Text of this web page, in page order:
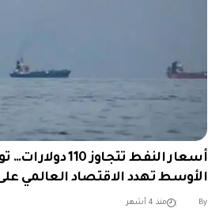
أسعار النفط تتجاوز
الأوسط تهدد الاقتصاد العالمي
By منذ 4 أشهر